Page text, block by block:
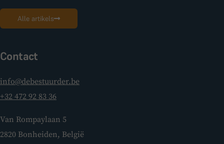
Alle artikels
Contact
info@debestuurder.be
+32 472 92 83 36
Van Rompaylaan 5
2820 Bonheiden, België